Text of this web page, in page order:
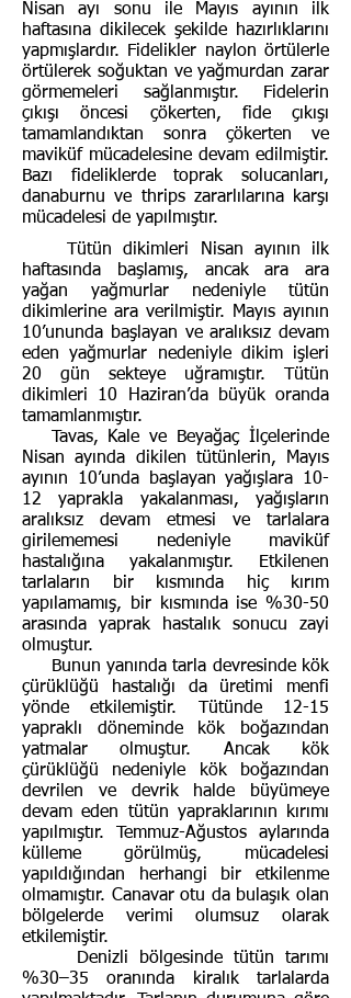
Nisan ayı sonu ile Mayıs ayının ilk
haftasına dikilecek şekilde hazırlıklarını
yapmışlardır. Fidelikler naylon örtülerle
örtülerek soğuktan ve yağmurdan zarar
görmemeleri sağlanmıştır. Fidelerin
çıkışı öncesi çökerten, fide çıkışı
tamamlandıktan sonra çökerten ve
maviküf mücadelesine devam edilmiştir.
Bazı fideliklerde toprak solucanları,
danaburnu ve thrips zararlılarına karşı
mücadelesi de yapılmıştır.
Tütün dikimleri Nisan ayının ilk
haftasında başlamış, ancak ara ara
yağan yağmurlar nedeniyle tütün
dikimlerine ara verilmiştir. Mayıs ayının
10’ununda başlayan ve aralıksız devam
eden yağmurlar nedeniyle dikim işleri
20 gün sekteye uğramıştır. Tütün
dikimleri 10 Haziran’da büyük oranda
tamamlanmıştır.
Tavas, Kale ve Beyağaç İlçelerinde
Nisan ayında dikilen tütünlerin, Mayıs
ayının 10’unda başlayan yağışlara 10-
12 yaprakla yakalanması, yağışların
aralıksız devam etmesi ve tarlalara
girilememesi nedeniyle maviküf
hastalığına yakalanmıştır. Etkilenen
tarlaların bir kısmında hiç kırım
yapılamamış, bir kısmında ise %30-50
arasında yaprak hastalık sonucu zayi
olmuştur.
Bunun yanında tarla devresinde kök
çürüklüğü hastalığı da üretimi menfi
yönde etkilemiştir. Tütünde 12-15
yapraklı döneminde kök boğazından
yatmalar olmuştur. Ancak kök
çürüklüğü nedeniyle kök boğazından
devrilen ve devrik halde büyümeye
devam eden tütün yapraklarının kırımı
yapılmıştır. Temmuz-Ağustos aylarında
külleme görülmüş, mücadelesi
yapıldığından herhangi bir etkilenme
olmamıştır. Canavar otu da bulaşık olan
bölgelerde verimi olumsuz olarak
etkilemiştir.
Denizli bölgesinde tütün tarımı
%30–35 oranında kiralık tarlalarda